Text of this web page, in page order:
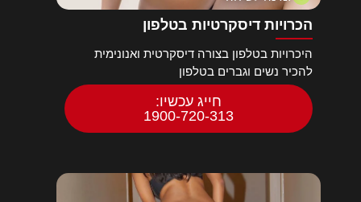
הכרויות דיסקרטיות בטלפון
היכרויות בטלפון בצורה דיסקרטית ואנונימית
להכיר נשים וגברים בטלפון
חייג עכשיו:
1900-720-313